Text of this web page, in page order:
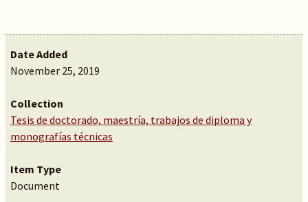
Date Added
November 25, 2019
Collection
Tesis de doctorado, maestría, trabajos de diploma y
monografías técnicas
Item Type
Document